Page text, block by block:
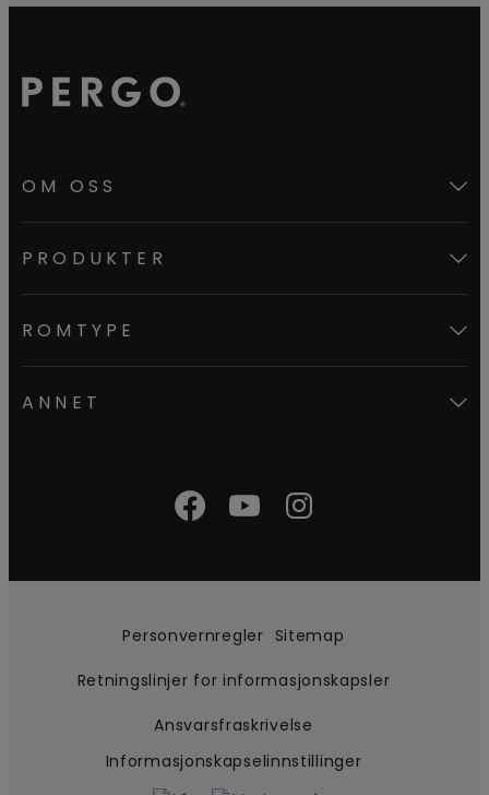
OM OSS
PRODUKTER
ROMTYPE
ANNET
Personvernregler Sitemap
Retningslinjer for informasjonskapsler
Ansvarsfraskrivelse
Informasjonskapselinnstillinger